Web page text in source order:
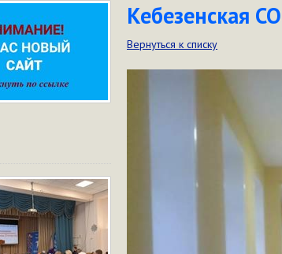
Кебезенская
Вернуться к списку